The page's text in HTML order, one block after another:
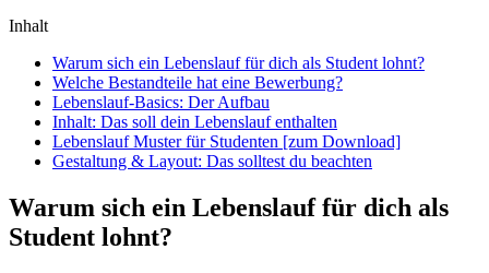
Inhalt
Warum sich ein Lebenslauf für dich als Student lohnt?
Welche Bestandteile hat eine Bewerbung?
Lebenslauf-Basics: Der Aufbau
Inhalt: Das soll dein Lebenslauf enthalten
Lebenslauf Muster für Studenten [zum Download]
Gestaltung & Layout: Das solltest du beachten
Warum sich ein Lebenslauf für dich als
Student lohnt?